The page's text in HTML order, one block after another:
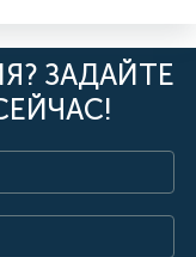
ЗАДАЙТЕ